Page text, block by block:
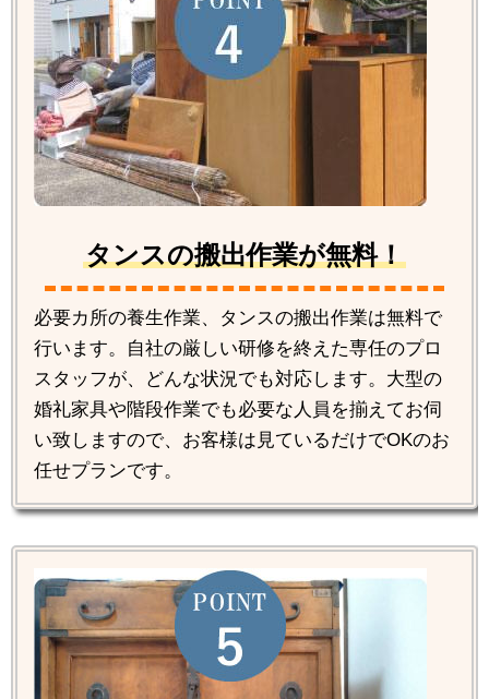
タンスの搬出作業が無料！
必要カ所の養生作業、タンスの搬出作業は無料で
行います。自社の厳しい研修を終えた専任のプロ
スタッフが、どんな状況でも対応します。大型の
婚礼家具や階段作業でも必要な人員を揃えてお伺
い致しますので、お客様は見ているだけでOKのお
任せプランです。